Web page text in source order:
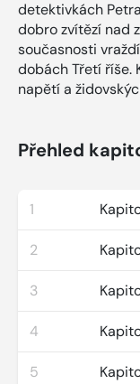
detektivkách
dobro zvítězí nad
současnosti
dobách Třetí říše.
napětí a
Přehled
1
2
3
4
5